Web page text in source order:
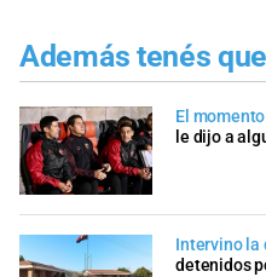
Además tenés
El
le dijo a
Intervino la
detenidos